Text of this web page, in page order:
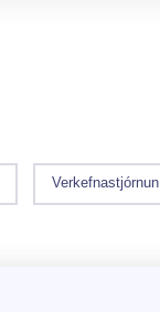
Verkefnastjórnun